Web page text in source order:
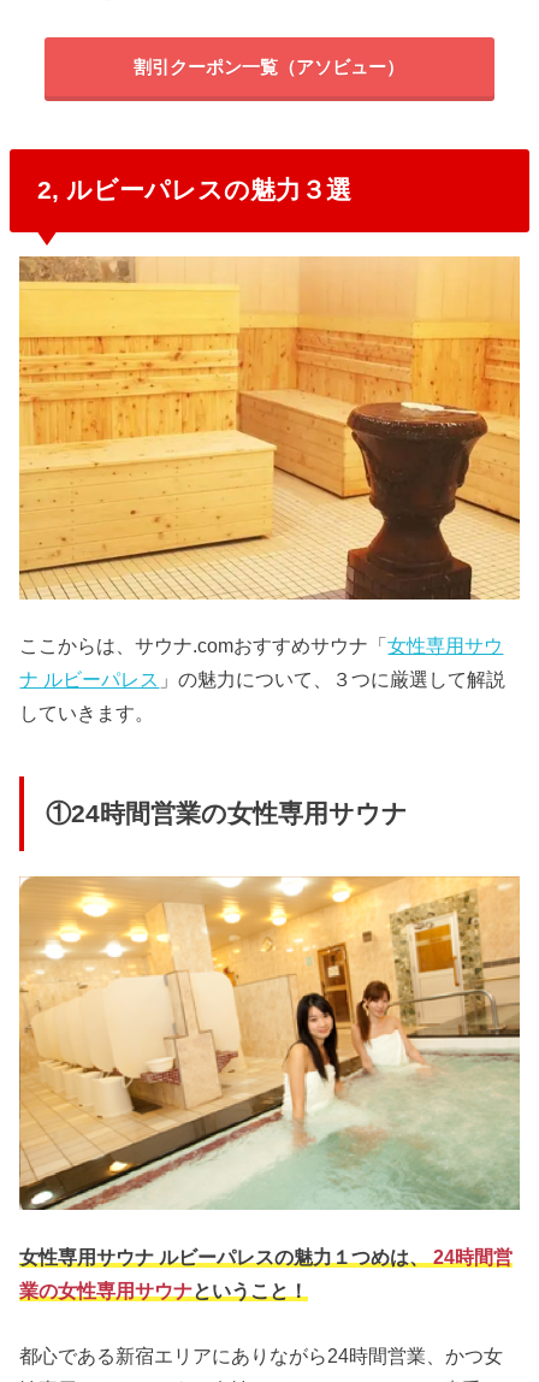
割引クーポン一覧（アソビュー）
2, ルビーパレスの魅力３選
ここからは、サウナ.comおすすめサウナ「女性専用サウ
ナ ルビーパレス 」の魅力について、３つに厳選して解説
していきます。
①24時間営業の女性専用サウナ
女性専用サウナ ルビーパレスの魅力１つめは、
24時間営
業の女性専用サウナということ！
都心である新宿エリアにありながら24時間営業、かつ女